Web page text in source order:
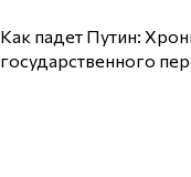
Как падет Путин: Хроника успешного
государственного